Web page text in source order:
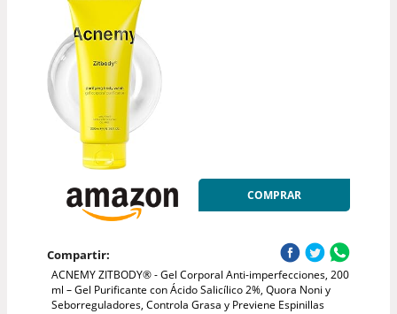
COMPRAR
Compartir:
ACNEMY ZITBODY® - Gel Corporal Anti-imperfecciones, 200
ml – Gel Purificante con Ácido Salicílico 2%, Quora Noni y
Seborreguladores, Controla Grasa y Previene Espinillas